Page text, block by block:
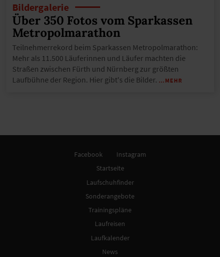
Bildergalerie
Über 350 Fotos vom Sparkassen
Metropolmarathon
Teilnehmerrekord beim Sparkassen Metropolmarathon:
Mehr als 11.500 Läuferinnen und Läufer machten die
Straßen zwischen Fürth und Nürnberg zur größten
Laufbühne der Region. Hier gibt's die Bilder. …MEHR
Facebook
Instagram
Startseite
Laufschuhfinder
Sonderangebote
Trainingspläne
Laufreisen
Laufkalender
News